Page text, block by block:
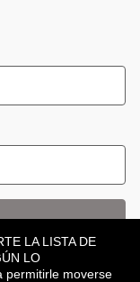
LA LISTA DE
LO
permitirle moverse